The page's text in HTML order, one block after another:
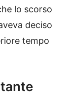
lo scorso
deciso
tempo